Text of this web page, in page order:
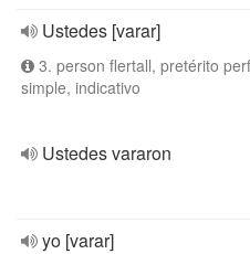
Ustedes [varar]
3. person flertall, pretérito
simple, indicativo
Ustedes vararon
yo [varar]